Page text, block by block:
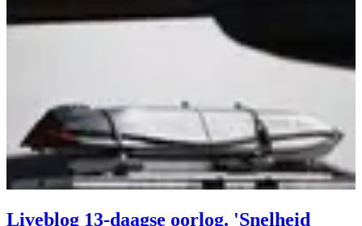
Liveblog 13-daagse oorlog. 'Snelheid